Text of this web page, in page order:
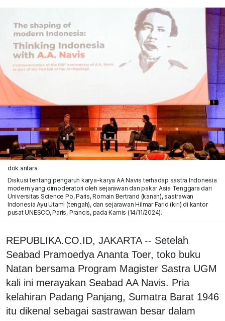
dok antara
Diskusi tentang pengaruh karya-karya AA Navis terhadap sastra Indonesia
modern yang dimoderatori oleh sejarawan dan pakar Asia Tenggara dari
Universitas Science Po, Paris, Romain Bertrand (kanan), sastrawan
Indonesia Ayu Utami (tengah), dan sejarawan Hilmar Farid (kiri) di kantor
pusat UNESCO, Paris, Prancis, pada Kamis (14/11/2024).
REPUBLIKA.CO.ID, JAKARTA -- Setelah
Seabad Pramoedya Ananta Toer, toko buku
Natan bersama Program Magister Sastra UGM
kali ini merayakan Seabad AA Navis. Pria
kelahiran Padang Panjang, Sumatra Barat 1946
itu dikenal sebagai sastrawan besar dalam